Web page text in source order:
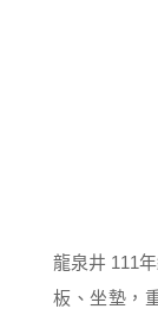
龍泉井 111
板、坐墊，